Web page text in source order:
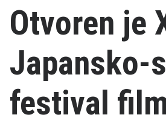
Otvoren je
Japansko-
festival